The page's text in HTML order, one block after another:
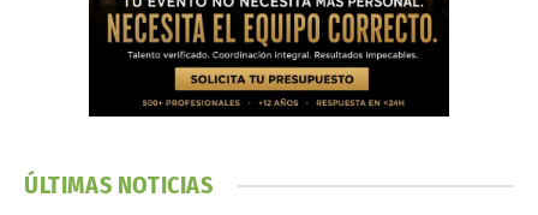
ÚLTIMAS NOTICIAS